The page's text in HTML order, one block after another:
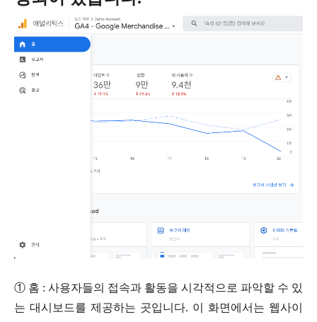
① 홈 : 사용자들의 접속과 활동을 시각적으로 파악할 수 있
는 대시보드를 제공하는 곳입니다. 이 화면에서는 웹사이